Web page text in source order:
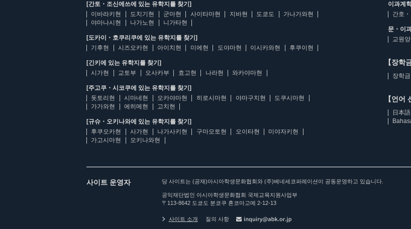
[간토・조신에쓰에 있는 유학지를 찾기]
이바라키현
도치기현 군마현 사이타마현 지바현 도쿄도
가나가와현
야마나시현
나가노현 니가타현
[도카이・호쿠리쿠에 있는 유학지를 찾기]
기후현
시즈오카현 아이치현 미에현 도야마현 이시카와현 후쿠이현
[긴키에 있는 유학지를 찾기]
시가현
교토부 오사카부 효고현 나라현 와카야마현
[주고쿠・시코쿠에 있는 유학지를 찾기]
돗토리현
시마네현 오카야마현 히로시마현 야마구치현
도쿠시마현
가가와현
에히메현 고치현
[규슈・오키나와에 있는 유학지를 찾기]
후쿠오카현
사가현 나가사키현 구마모토현 오이타현
미야자키현
가고시마현
오키나와현
이과계
간호
문・이
교원
【장학
장학
【언어
日本語
사이트 운영자 당 사이트는 (공재)아시아학생문화협회와 (주)베네세코퍼레이션이 공동운영하고 있습니다.
공익재단법인 아시아학생문화협회 국제교육지원사업부
〒113-8642 도쿄도 분쿄쿠 혼코마고메 2-12-13
사이트 소개 질의 사항